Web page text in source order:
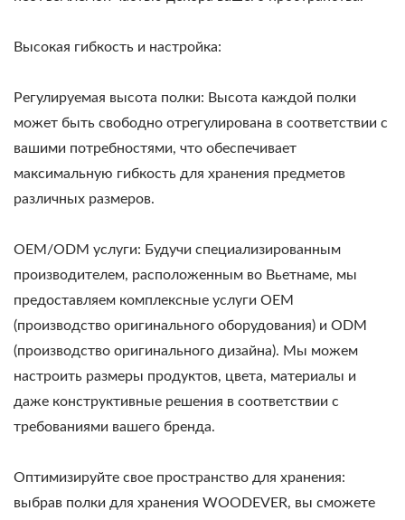
Высокая гибкость и настройка:
Регулируемая высота полки: Высота каждой полки
может быть свободно отрегулирована в соответствии с
вашими потребностями, что обеспечивает
максимальную гибкость для хранения предметов
различных размеров.
OEM/ODM услуги: Будучи специализированным
производителем, расположенным во Вьетнаме, мы
предоставляем комплексные услуги OEM
(производство оригинального оборудования) и ODM
(производство оригинального дизайна). Мы можем
настроить размеры продуктов, цвета, материалы и
даже конструктивные решения в соответствии с
требованиями вашего бренда.
Оптимизируйте свое пространство для хранения:
выбрав полки для хранения WOODEVER, вы сможете